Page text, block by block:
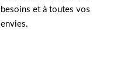
besoins et à toutes vos
envies.